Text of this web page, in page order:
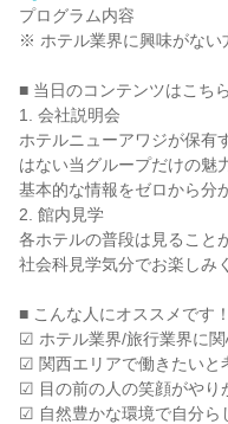
プログラム内容
※ ホテル業界に興味がない
■ 当日のコンテンツはこちら
1. 会社説明会
ホテルニューアワジが保有
はない当グループだけの魅
基本的な情報をゼロから分
2. 館内見学
各ホテルの普段は見ること
社会科見学気分でお楽しみ
■ こんな人にオススメです！
☑ ホテル業界/旅行業界に
☑ 関西エリアで働きたいと
☑ 目の前の人の笑顔がやり
☑ 自然豊かな環境で自分ら